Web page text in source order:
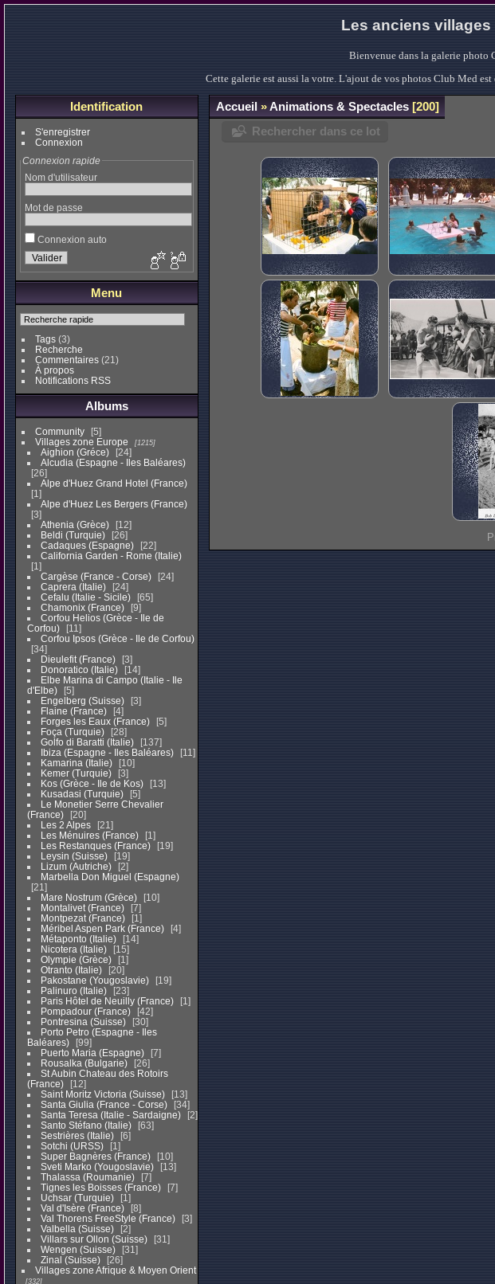
Les anciens
Bienvenue dans la galerie photo
Cette galerie est aussi la votre. L'ajout de vos photos Club Med
Identification
S'enregistrer
Connexion
Connexion rapide
Nom d'utilisateur
Mot de passe
Connexion auto
Menu
Tags(3)
Recherche
Commentaires(21)
À propos
Notifications RSS
Albums
Community
5
Villages zone Europe
1215
Aighion (Gréce)
24
Alcudia (Espagne - Iles Baléares)
26
Alpe d'Huez Grand Hotel (France)
1
Alpe d'Huez Les Bergers (France)
3
Athenia (Grèce)
12
Beldi (Turquie)
26
Cadaques (Espagne)
22
California Garden - Rome (Italie)
1
Cargèse (France - Corse)
24
Caprera (Italie)
24
Cefalu (Italie - Sicile)
65
Chamonix (France)
9
Corfou Helios (Grèce - Ile de
Corfou)
11
Corfou Ipsos (Grèce - Ile de Corfou)
34
Dieulefit (France)
3
Donoratico (Italie)
14
Elbe Marina di Campo (Italie - Ile
d'Elbe)
5
Engelberg (Suisse)
3
Flaine (France)
4
Forges les Eaux (France)
5
Foça (Turquie)
28
Golfo di Baratti (Italie)
137
Ibiza (Espagne - Iles Baléares)
11
Kamarina (Italie)
10
Kemer (Turquie)
3
Kos (Grèce - Ile de Kos)
13
Kusadasi (Turquie)
5
Le Monetier Serre Chevalier
(France)
20
Les 2 Alpes
21
Les Ménuires (France)
1
Les Restanques (France)
19
Leysin (Suisse)
19
Lizum (Autriche)
2
Marbella Don Miguel (Espagne)
21
Mare Nostrum (Grèce)
10
Montalivet (France)
7
Montpezat (France)
1
Méribel Aspen Park (France)
4
Métaponto (Italie)
14
Nicotera (Italie)
15
Olympie (Grèce)
1
Otranto (Italie)
20
Pakostane (Yougoslavie)
19
Palinuro (Italie)
23
Paris Hôtel de Neuilly (France)
1
Pompadour (France)
42
Pontresina (Suisse)
30
Porto Petro (Espagne - Iles
Baléares)
99
Puerto Maria (Espagne)
7
Rousalka (Bulgarie)
26
St Aubin Chateau des Rotoirs
(France)
12
Saint Moritz Victoria (Suisse)
13
Santa Giulia (France - Corse)
34
Santa Teresa (Italie - Sardaigne)
2
Santo Stéfano (Italie)
63
Sestrières (Italie)
6
Sotchi (URSS)
1
Super Bagnères (France)
10
Sveti Marko (Yougoslavie)
13
Thalassa (Roumanie)
7
Tignes les Boisses (France)
7
Uchsar (Turquie)
1
Val d'Isère (France)
8
Val Thorens FreeStyle (France)
3
Valbella (Suisse)
2
Villars sur Ollon (Suisse)
31
Wengen (Suisse)
31
Zinal (Suisse)
26
Villages zone Afrique & Moyen Orient
332
Accueil»Animations & Spectacles 200
Rechercher dans ce lot